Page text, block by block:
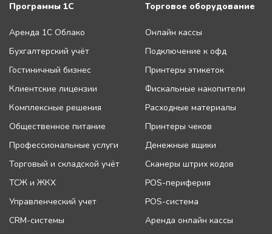
Программы 1С
Аренда 1С Облако
Бухгалтерский учёт
Гостиничный бизнес
Клиентские лицензии
Комплексные решения
Общественное питание
Профессиональные услуги
Торговый и складской учёт
ТСЖ и ЖКХ
Управленческий учет
CRM-системы
Торговое оборудование
Онлайн кассы
Подключение к офд
Принтеры этикеток
Фискальные накопители
Расходные материалы
Принтеры чеков
Денежные ящики
Сканеры штрих кодов
POS-периферия
POS-система
Аренда онлайн кассы